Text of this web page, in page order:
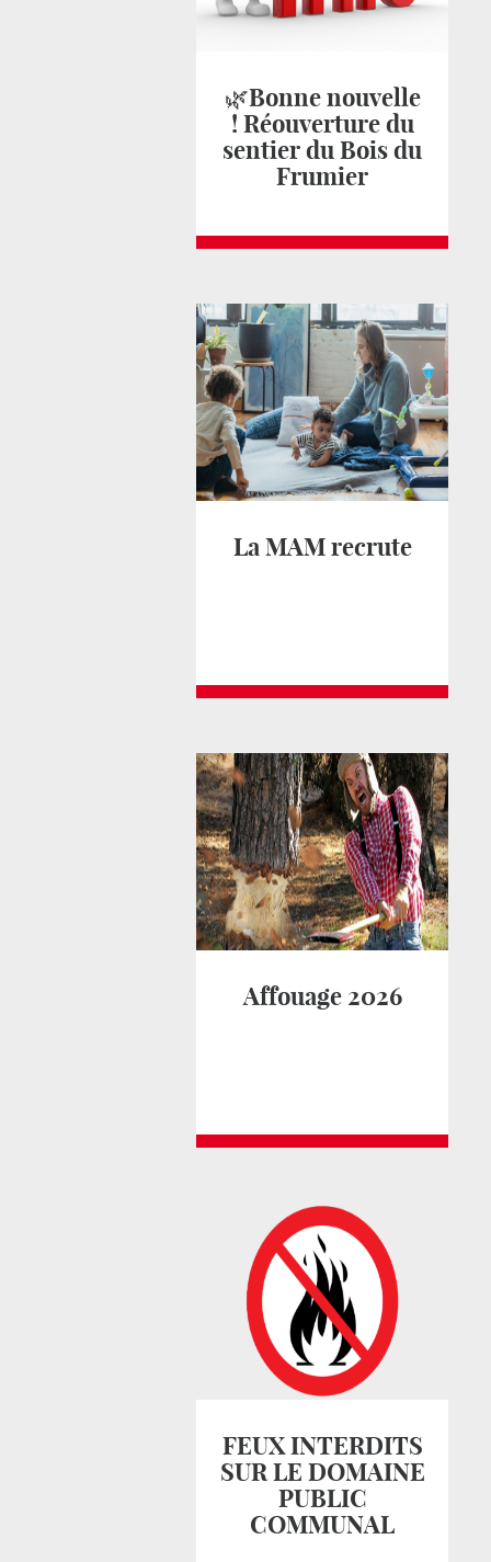
🌿Bonne nouvelle
! Réouverture du
sentier du Bois du
Frumier
La MAM recrute
Affouage 2026
FEUX INTERDITS
SUR LE DOMAINE
PUBLIC
COMMUNAL